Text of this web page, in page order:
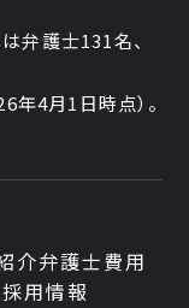
弁護士131名、
年4月1日時点）。
介弁護士費用
用情報